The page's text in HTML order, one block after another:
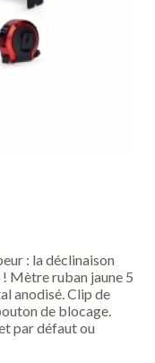
: la déclinaison
Mètre ruban jaune 5
anodisé. Clip de
de blocage.
par défaut ou